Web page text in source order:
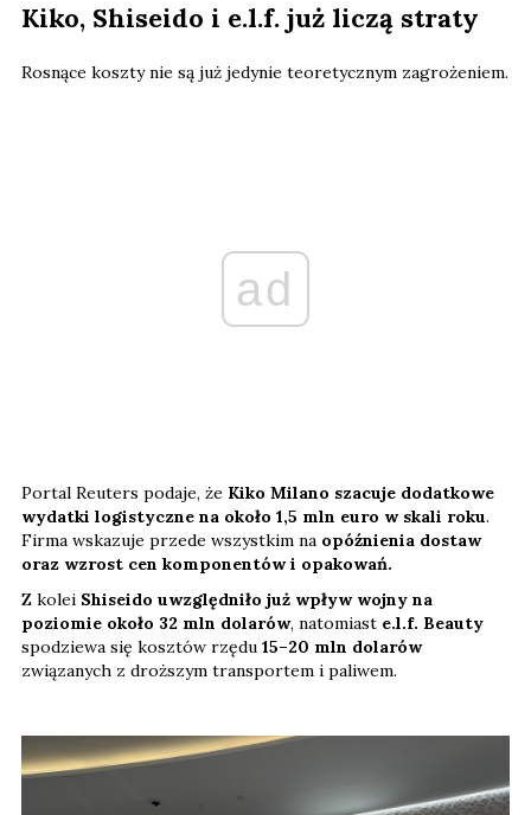
Kiko, Shiseido i e.l.f. już liczą straty
Rosnące koszty nie są już jedynie teoretycznym zagrożeniem.
ad
Portal Reuters podaje, że Kiko Milano szacuje dodatkowe
wydatki logistyczne na około 1,5 mln euro w skali roku.
Firma wskazuje przede wszystkim na opóźnienia dostaw
oraz wzrost cen komponentów i opakowań.
Z kolei Shiseido uwzględniło już wpływ wojny na
poziomie około 32 mln dolarów, natomiast e.l.f. Beauty
spodziewa się kosztów rzędu 15–20 mln dolarów
związanych z droższym transportem i paliwem.